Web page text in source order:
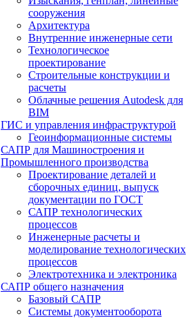
сооружения
Архитектура
Внутренние инженерные сети
Технологическое
проектирование
Строительные конструкции и
расчеты
Облачные решения Autodesk для
BIM
ГИС и управления инфраструктурой
Геоинформационные системы
САПР для Машиностроения и
Промышленного производства
Проектирование деталей и
сборочных единиц, выпуск
документации по ГОСТ
САПР технологических
процессов
Инженерные расчеты и
моделирование технологических
процессов
Электротехника и электроника
САПР общего назначения
Базовый САПР
Системы документооборота